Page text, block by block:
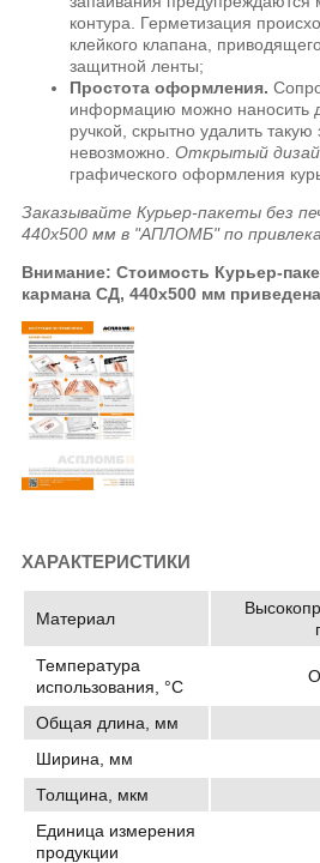
контура. Герметизация
клейкого клапана,
защитной ленты;
Простота оформления.
информацию можно наносить
ручкой, скрытно удалить такую
невозможно.Открытый
графического оформления
Заказывайте Курьер-пакеты без
440x500 мм в "АПЛОМБ" по
Внимание: Стоимость Курьер-
кармана СД, 440x500 мм
ХАРАКТЕРИСТИКИ
Материал
Температура
использования, °C
Общая длина, мм
Ширина, мм
Толщина, мкм
Единица измерения
продукции